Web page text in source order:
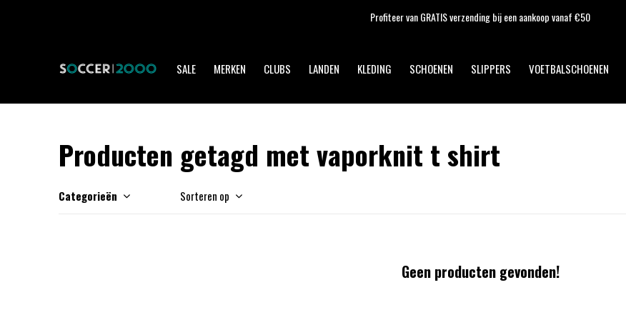
SALE MERKEN CLUBS LANDEN KLEDING SCHOENEN SLIPPERS VOETBALSCHOENEN
Profiteer van GRATIS verzending bij een aankoop vanaf €50
Producten getagd met vaporknit t shirt
Categorieën Sorteren op
Geen producten gevonden!